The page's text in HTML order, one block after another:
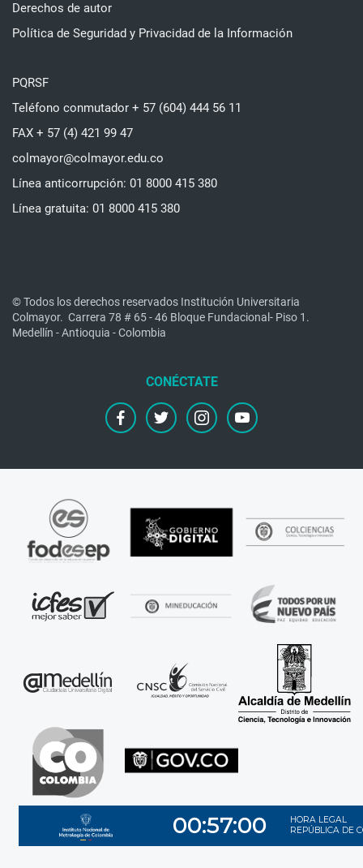
Derechos de autor
Política de Seguridad y Privacidad de la Información
PQRSF
Teléfono conmutador + 57 (604) 444 56 11
FAX + 57 (4) 421 99 47
colmayor@colmayor.edu.co
Línea anticorrupción: 01 8000 415 380
Línea gratuita: 01 8000 415 380
© Todos los derechos reservados Institución Universitaria
Colmayor. Carrera 78 # 65 - 46 Bloque Fundacional- Piso 1.
Medellín - Antioquia - Colombia